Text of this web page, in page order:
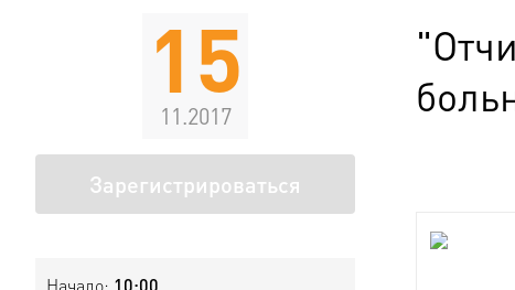
15
11.2017
Зарегистрироваться
Начало: 10:00